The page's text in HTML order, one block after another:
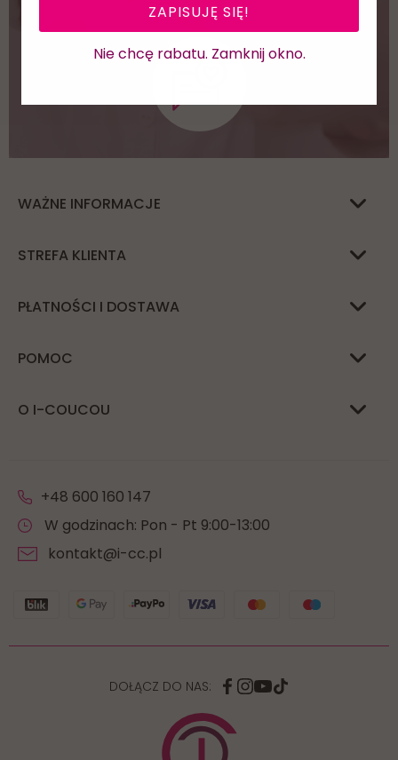
WAŻNE INFORMACJE
STREFA KLIENTA
PŁATNOŚCI I DOSTAWA
POMOC
O I-COUCOU
+48 600 160 147
W godzinach: Pon - Pt 9:00-13:00
kontakt@i-cc.pl
DOŁĄCZ DO NAS:
ZAPISUJĘ SIĘ!
Nie chcę rabatu. Zamknij okno.